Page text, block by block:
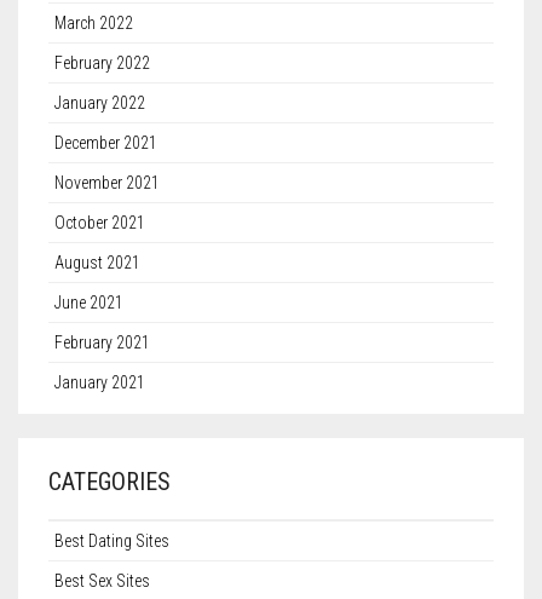
March 2022
February 2022
January 2022
December 2021
November 2021
October 2021
August 2021
June 2021
February 2021
January 2021
CATEGORIES
Best Dating Sites
Best Sex Sites